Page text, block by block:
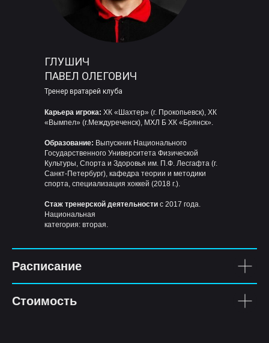
ГЛУШИЧ
ПАВЕЛ ОЛЕГОВИЧ
Тренер вратарей клуба
Карьера игрока: ХК «Шахтер» (г. Прокопьевск), ХК
«Вымпел» (г.Междуреченск), МХЛ Б ХК «Брянск».
Образование: Выпускник Национального
Государственного Университета Физической
Культуры, Спорта и Здоровья им. П.Ф. Лесгафта (г.
Санкт-Петербург), кафедра теории и методики
спорта, специализация хоккей (2018 г.).
Стаж тренерской деятельности с 2017 года.
Национальная
категория: вторая.
Расписание
Стоимость